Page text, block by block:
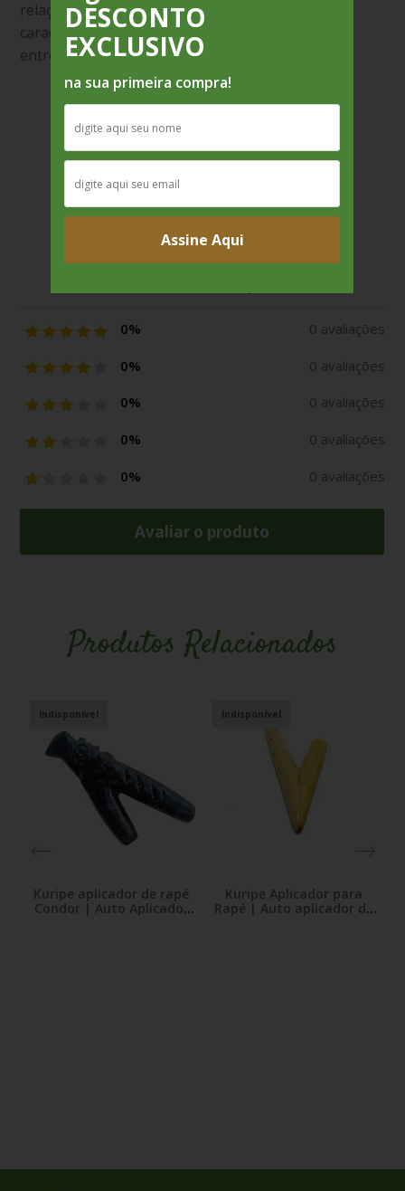
relação as fotos apresentadas, podendo variar
características como cor, forma, tamanho exato,
entre outros.
Avaliações
Ainda não há avaliações para este produto.
0% 0 avaliações
0% 0 avaliações
0% 0 avaliações
0% 0 avaliações
0% 0 avaliações
Avaliar o produto
Produtos Relacionados
Indisponível
Kuripe aplicador de rapé
Condor | Auto Aplicador
Indisponível
Kuripe Aplicador para
Rapé | Auto aplicador de
DESCONTO
EXCLUSIVO
na sua primeira compra!
Assine Aqui